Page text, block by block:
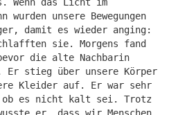
wurden unsere Bewegungen
damit es wieder anging:
sie. Morgens fand
die alte Nachbarin
Er stieg über unsere Körper
Kleider auf. Er war sehr
ob es nicht kalt sei. Trotz